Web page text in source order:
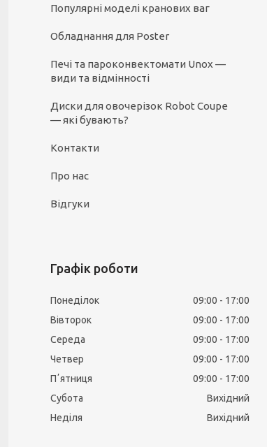
Популярні моделі кранових ваг
Обладнання для Poster
Печі та пароконвектомати Unox —
види та відмінності
Диски для овочерізок Robot Coupe
— які бувають?
Контакти
Про нас
Відгуки
Графік роботи
Понеділок 09:00
17:00
Вівторок
09:00
17:00
Середа
09:00
17:00
Четвер
09:00
17:00
Пʼятниця
09:00
17:00
Субота
Вихідний
Неділя
Вихідний